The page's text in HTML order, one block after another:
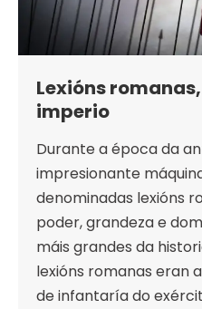
Lexións
imperio
Durante a época da
impresionante
denominadas lexións
poder, grandeza e
máis grandes da
lexións romanas eran
de infantaría do